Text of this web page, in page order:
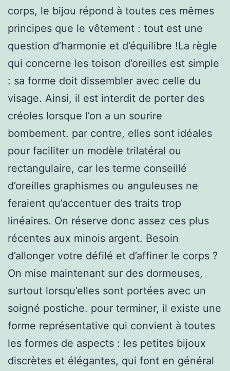
corps, le bijou répond à toutes ces mêmes
principes que le vêtement : tout est une
question d’harmonie et d’équilibre !La règle
qui concerne les toison d’oreilles est simple
: sa forme doit dissembler avec celle du
visage. Ainsi, il est interdit de porter des
créoles lorsque l’on a un sourire
bombement. par contre, elles sont idéales
pour faciliter un modèle trilatéral ou
rectangulaire, car les terme conseillé
d’oreilles graphismes ou anguleuses ne
feraient qu’accentuer des traits trop
linéaires. On réserve donc assez ces plus
récentes aux minois argent. Besoin
d’allonger votre défilé et d’affiner le corps ?
On mise maintenant sur des dormeuses,
surtout lorsqu’elles sont portées avec un
soigné postiche. pour terminer, il existe une
forme représentative qui convient à toutes
les formes de aspects : les petites bijoux
discrètes et élégantes, qui font en général